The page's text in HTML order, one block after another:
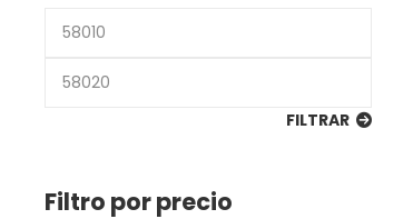
mínimo
máximo
FILTRAR
Filtro por precio